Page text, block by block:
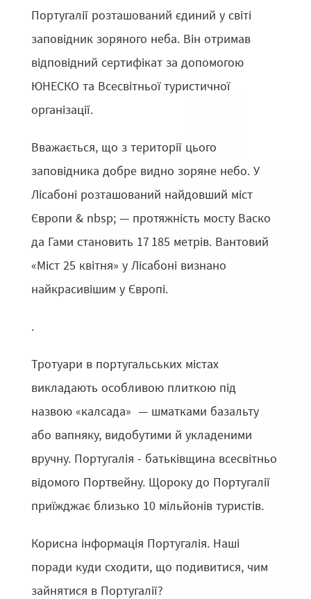
Португалії розташований єдиний у світі
заповідник зоряного неба. Він отримав
відповідний сертифікат за допомогою
ЮНЕСКО та Всесвітньої туристичної
організації.
Вважається, що з території цього
заповідника добре видно зоряне небо. У
Лісабоні розташований найдовший міст
Європи & nbsp; — протяжність мосту Васко
да Гами становить 17 185 метрів. Вантовий
«Міст 25 квітня» у Лісабоні визнано
найкрасивішим у Європі.
.
Тротуари в португальських містах
викладають особливою плиткою під
назвою «калсада» — шматками базальту
або вапняку, видобутими й укладеними
вручну. Португалія - батьківщина всесвітньо
відомого Портвейну. Щороку до Португалії
приїжджає близько 10 мільйонів туристів.
Корисна інформація Португалія. Наші
поради куди сходити, що подивитися, чим
зайнятися в Португалії?